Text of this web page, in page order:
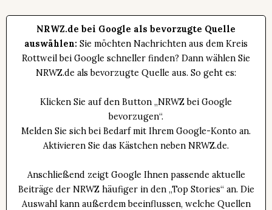
NRWZ.de bei Google als bevorzugte Quelle
auswählen: Sie möchten Nachrichten aus dem Kreis
Rottweil bei Google schneller finden? Dann wählen Sie
NRWZ.de als bevorzugte Quelle aus. So geht es:
Klicken Sie auf den Button „NRWZ bei Google
bevorzugen“.
Melden Sie sich bei Bedarf mit Ihrem Google-Konto an.
Aktivieren Sie das Kästchen neben NRWZ.de.
Anschließend zeigt Google Ihnen passende aktuelle
Beiträge der NRWZ häufiger in den „Top Stories“ an. Die
Auswahl kann außerdem beeinflussen, welche Quellen